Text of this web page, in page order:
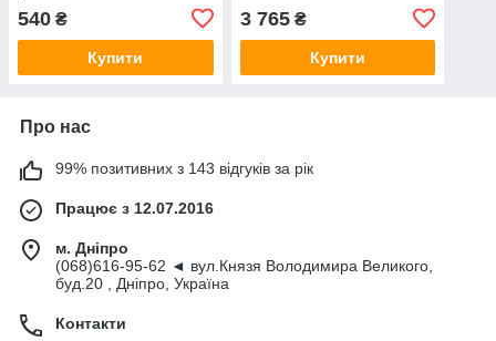
540 ₴
Купити
3 765₴
Купити
Про нас
99% позитивних з 143 відгуків за рік
Працює з 12.07.2016
м. Дніпро
(068)616-95-62 ◄ вул.Князя Володимира Великого,
буд.20 , Дніпро, Україна
Контакти